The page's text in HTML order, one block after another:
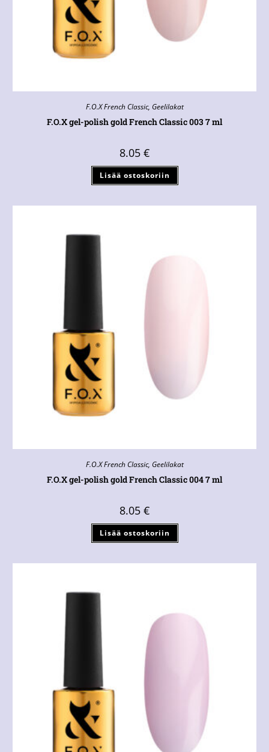
F.O.X French Classic, Geelilakat
F.O.X gel-polish gold French Classic 003 7 ml
8.05 €
Lisää ostoskoriin
F.O.X French Classic, Geelilakat
F.O.X gel-polish gold French Classic 004 7 ml
8.05 €
Lisää ostoskoriin